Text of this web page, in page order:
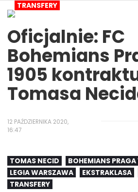
TRANSFERY
Oficjalnie: FC
Bohemians
1905
Tomasa
12 PAŹDZIERNIKA 2020,
16:47
TOMAS NECID
BOHEMIANS
LEGIA WARSZAWA
EKSTRAKLASA
TRANSFERY